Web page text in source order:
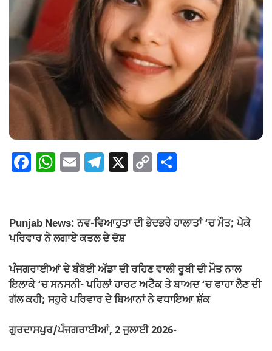
F
e
b
o
o
k
W
s
A
p
p
E T
gr
a
m
X C
y
n
k
e
Punjab News: ਨਵ-ਵਿਆਹੁਤਾ ਦੀ ਭੇਦਭਰੇ ਹਾਲਾਤਾਂ ‘ਚ ਮੌਤ; ਪੇਕੇ
ਪਰਿਵਾਰ ਨੇ ਲਗਾਏ ਕਤਲ ਦੇ ਦੋਸ਼
ਪੰਜਗਰਾਈਆਂ ਦੇ ਬੰਬੋਈ ਅੱਡਾ ਦੀ ਰਹਿਣ ਵਾਲੀ ਰੂਬੀ ਦੀ ਮੌਤ ਨਾਲ
ਇਲਾਕੇ ‘ਚ ਸਨਸਨੀ- ਪਹਿਲਾਂ ਹਾਰਟ ਅਟੈਕ ਤੇ ਬਾਅਦ ‘ਚ ਫਾਹਾ ਲੈਣ ਦੀ
ਗੱਲ ਕਹੀ; ਸਹੁਰੇ ਪਰਿਵਾਰ ਦੇ ਬਿਆਨਾਂ ਨੇ ਵਧਾਇਆ ਸ਼ੱਕ
ਗੁਰਦਾਸਪੁਰ/ਪੰਜਗਰਾਈਆਂ, 2 ਜੁਲਾਈ 2026-